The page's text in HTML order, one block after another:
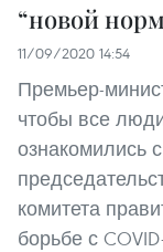
“новой
11/09/2020 14:54
Премьер-
чтобы все
ознакомились
комитета
борьбе с